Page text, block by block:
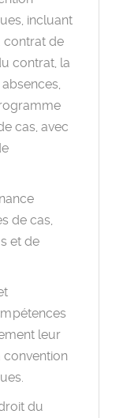
incluant
contrat de
contrat, la
cas, avec
de cas,
et de
leur
du